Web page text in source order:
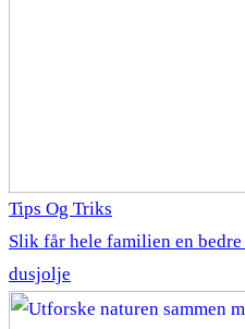
Tips Og Triks
Slik får hele familien en
dusjolje